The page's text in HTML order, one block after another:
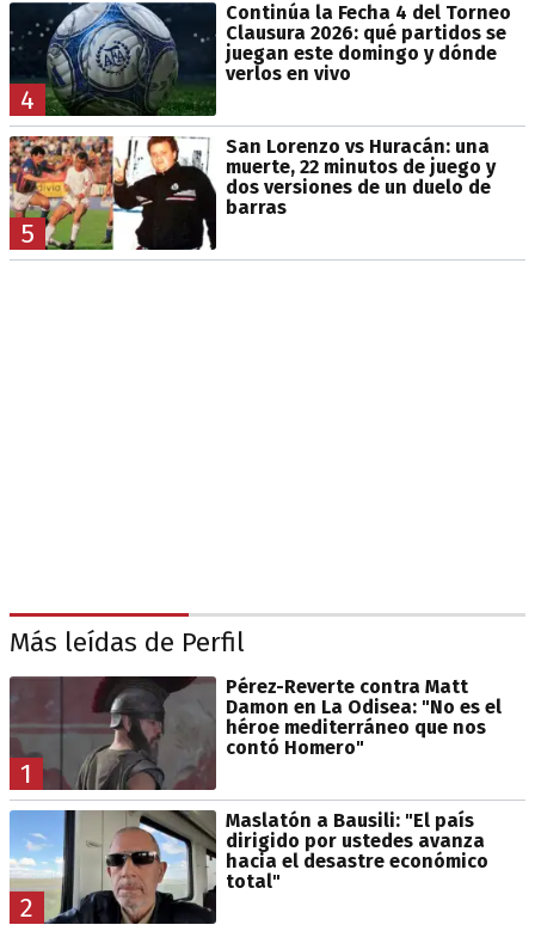
4
Continúa la Fecha 4 del Torneo
Clausura 2026: qué partidos se
juegan este domingo y dónde
verlos en vivo
5
San Lorenzo vs Huracán: una
muerte, 22 minutos de juego y
dos versiones de un duelo de
barras
Más leídas de Perfil
1
Pérez-Reverte contra Matt
Damon en La Odisea: "No es el
héroe mediterráneo que nos
contó Homero"
2
Maslatón a Bausili: "El país
dirigido por ustedes avanza
hacia el desastre económico
total"